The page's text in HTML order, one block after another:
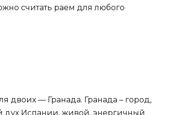
считать раем для любого
двоих — Гранада. Гранада – город,
дух Испании, живой, энергичный